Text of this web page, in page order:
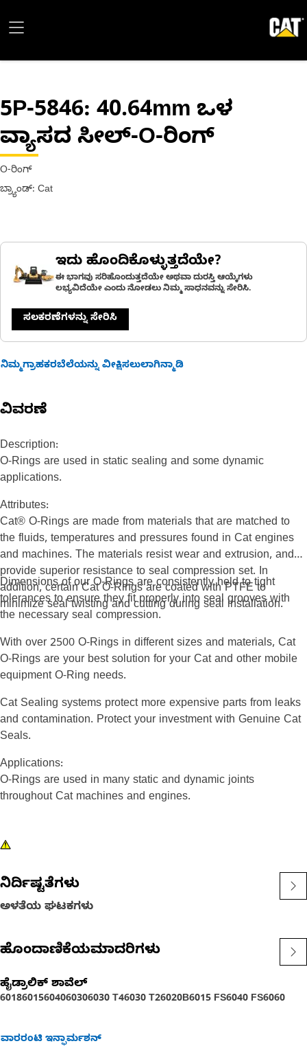
5P-5846: 40.64mm ಒಳ
ವ್ಯಾಸದ ಸೀಲ್-O-ರಿಂಗ್
O-ರಿಂಗ್
ಬ್ರ್ಯಾಂಡ್: Cat
ಇದು ಹೊಂದಿಕೊಳ್ಳುತ್ತದೆಯೇ?
ಈ ಭಾಗವು ಸರಿಹೊಂದುತ್ತದೆಯೇ ಅಥವಾ ದುರಸ್ತಿ ಆಯ್ಕೆಗಳು
ಲಭ್ಯವಿದೆಯೇ ಎಂದು ನೋಡಲು ನಿಮ್ಮ ಸಾಧನವನ್ನು ಸೇರಿಸಿ.
ಸಲಕರಣೆಗಳನ್ನು ಸೇರಿಸಿ
ನಿಮ್ಮಗ್ರಾಹಕರಬೆಲೆಯನ್ನು ವೀಕ್ಷಿಸಲುಲಾಗಿನ್ಮಾಡಿ
ವಿವರಣೆ
Description:
O-Rings are used in static sealing and some dynamic
applications.
Attributes:
Cat® O-Rings are made from materials that are matched to
the fluids, temperatures and pressures found in Cat engines
and machines. The materials resist wear and extrusion, and
provide superior resistance to seal compression set. In
addition, certain Cat O-Rings are coated with PTFE to
minimize seal twisting and cutting during seal installation.
Dimensions of our O-Rings are consistently held to tight
tolerances to ensure they fit properly into seal grooves with
the necessary seal compression.
With over 2500 O-Rings in different sizes and materials, Cat
O-Rings are your best solution for your Cat and other mobile
equipment O-Ring needs.
Cat Sealing systems protect more expensive parts from leaks
and contamination. Protect your investment with Genuine Cat
Seals.
Applications:
O-Rings are used in many static and dynamic joints
throughout Cat machines and engines.
ನಿರ್ದಿಷ್ಟತೆಗಳು
ಅಳತೆಯ ಘಟಕಗಳು
ಹೊಂದಾಣಿಕೆಯಮಾದರಿಗಳು
ಹೈಡ್ರಾಲಿಕ್ ಶಾವೆಲ್
60186015604060306030 T46030 T26020B6015 FS6040 FS6060
ವಾರರಂಟಿ ಇನ್ಫಾರ್ಮಶನ್